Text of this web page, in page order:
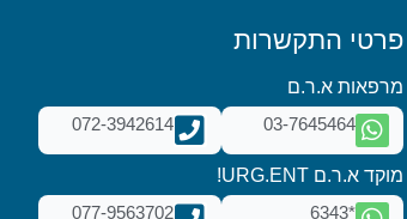
פרטי התקשרות
מרפאות א.ר.ם
03-7645464
072-3942614
מוקד א.ר.ם URG.ENT!
*6343
077-9563702